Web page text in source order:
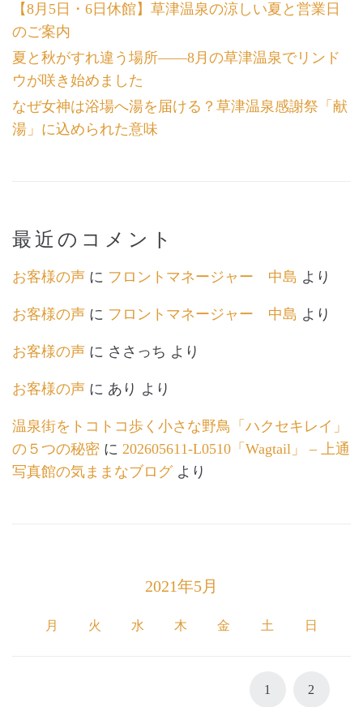
【8月5日・6日休館】草津温泉の涼しい夏と営業日
のご案内
夏と秋がすれ違う場所――8月の草津温泉でリンド
ウが咲き始めました
なぜ女神は浴場へ湯を届ける？草津温泉感謝祭「献
湯」に込められた意味
最近のコメント
お客様の声 に フロントマネージャー 中島 より
お客様の声 に フロントマネージャー 中島 より
お客様の声 に ささっち より
お客様の声 に あり より
温泉街をトコトコ歩く小さな野鳥「ハクセキレイ」
の５つの秘密 に 202605611-L0510「Wagtail」 – 上通
写真館の気ままなブログより
2021年5月
月 火 水 木 金 土 日
1 2